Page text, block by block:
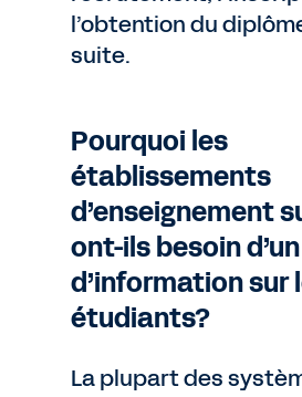
l’obtention du
suite.
Pourquoi les
établissements
d’enseignement
ont-ils besoin
d’information sur
étudiants?
La plupart des